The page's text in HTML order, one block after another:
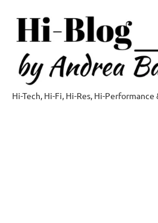
contenuto
Hi-
Hi-Tech, Hi-Fi, Hi-Res, Hi-